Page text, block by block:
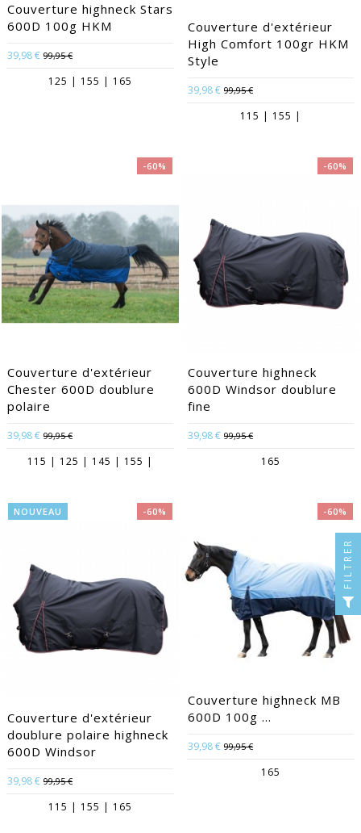
Couverture highneck Stars
600D 100g HKM
39,98 € 99,95 €
125 | 155 | 165
Couverture d'extérieur
High Comfort 100gr HKM
Style
39,98 € 99,95 €
115 | 155 |
-60%
Couverture d'extérieur
Chester 600D doublure
polaire
39,98 € 99,95 €
115 | 125 | 145 | 155 |
-60%
Couverture highneck
600D Windsor doublure
fine
39,98 € 99,95 €
165
NOUVEAU -60%
Couverture d'extérieur
doublure polaire highneck
600D Windsor
39,98 € 99,95 €
115 | 155 | 165
-60%
Couverture highneck MB
600D 100g ...
39,98 € 99,95 €
165
FILTRER